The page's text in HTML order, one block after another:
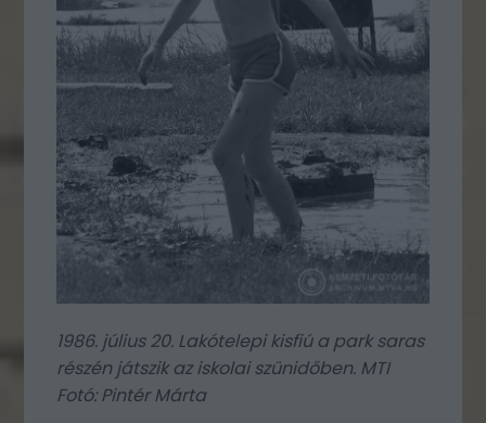
1986. július 20. Lakótelepi kisfiú a park saras
részén játszik az iskolai szünidőben. MTI
Fotó: Pintér Márta